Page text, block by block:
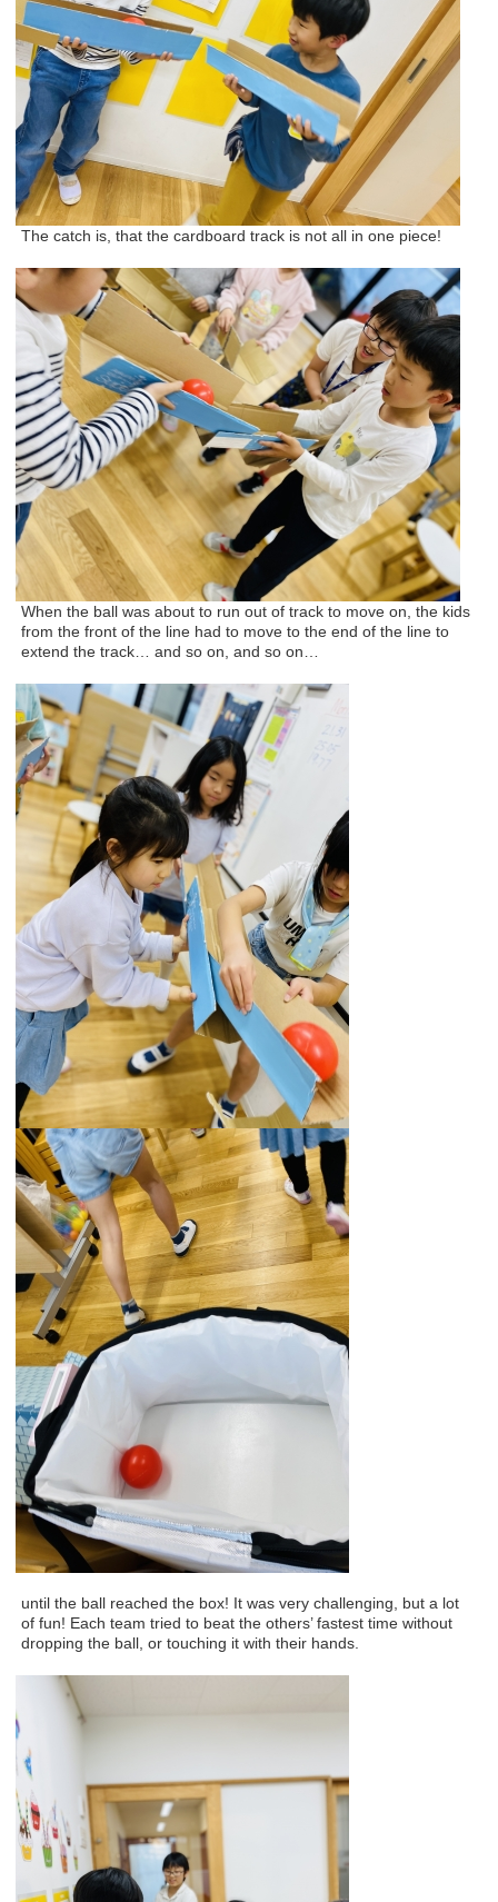
The catch is, that the cardboard track is not all in one piece!
When the ball was about to run out of track to move on, the kids
from the front of the line had to move to the end of the line to
extend the track… and so on, and so on…
until the ball reached the box! It was very challenging, but a lot
of fun! Each team tried to beat the others’ fastest time without
dropping the ball, or touching it with their hands.